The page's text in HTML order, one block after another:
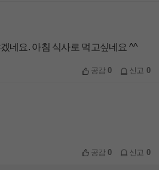
네요. 아침 식사로 먹고싶네요 ^^
공감0 신고 0
공감0 신고 0